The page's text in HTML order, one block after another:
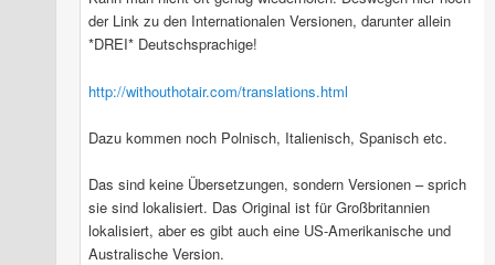
der Link zu den Internationalen Versionen, darunter allein
*DREI* Deutschsprachige!
http://withouthotair.com/translations.html
Dazu kommen noch Polnisch, Italienisch, Spanisch etc.
Das sind keine Übersetzungen, sondern Versionen – sprich
sie sind lokalisiert. Das Original ist für Großbritannien
lokalisiert, aber es gibt auch eine US-Amerikanische und
Australische Version.